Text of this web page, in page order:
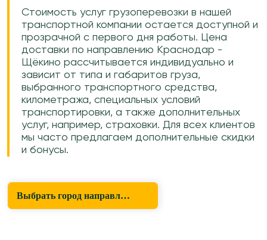
Стоимость услуг грузоперевозки в нашей
транспортной компании остается доступной и
прозрачной с первого дня работы. Цена
доставки по направлению Краснодар -
Щёкино рассчитывается индивидуально и
зависит от типа и габаритов груза,
выбранного транспортного средства,
километража, специальных условий
транспортировки, а также дополнительных
услуг, например, страховки. Для всех клиентов
мы часто предлагаем дополнительные скидки
и бонусы.
Выбрать город направления